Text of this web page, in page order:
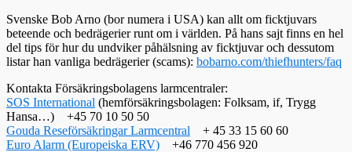
Svenske Bob Arno (bor numera i USA) kan allt om ficktjuvars
beteende och bedrägerier runt om i världen. På hans sajt finns en hel
del tips för hur du undviker påhälsning av ficktjuvar och dessutom
listar han vanliga bedrägerier (scams): bobarno.com/thiefhunters/faq
Kontakta Försäkringsbolagens larmcentraler:
SOS International (hemförsäkringsbolagen: Folksam, if, Trygg
Hansa…) +45 70 10 50 50
Gouda Reseförsäkringar Larmcentral + 45 33 15 60 60
Euro Alarm (Europeiska ERV) +46 770 456 920